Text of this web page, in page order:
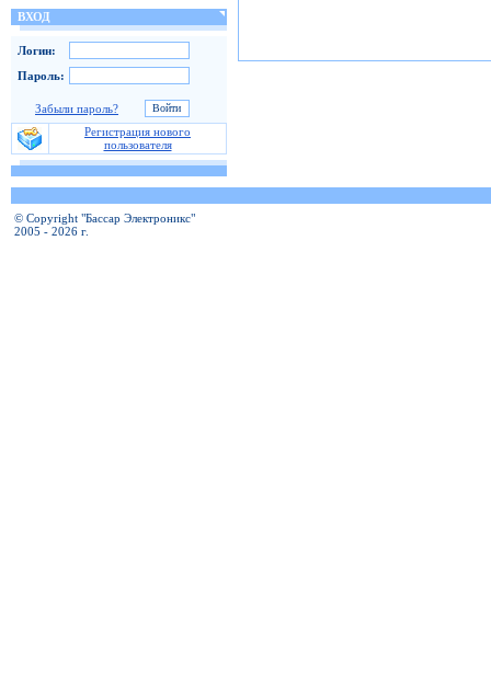
ВХОД
Логин:
Пароль:
Забыли пароль?
Регистрация нового
пользователя
© Copyright "Бассар Электроникс"
2005 - 2026 г.